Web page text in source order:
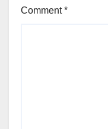
Comment*